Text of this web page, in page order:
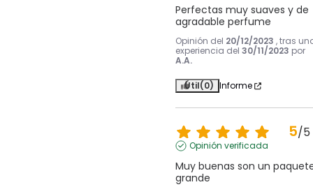
Perfectas muy suaves y de
agradable perfume
Opinión del 20/12/2023 , tras
experiencia del 30/11/2023 por
A.A.
Útil(0) Informe
5/5
Opinión verificada
Muy buenas son un
grande